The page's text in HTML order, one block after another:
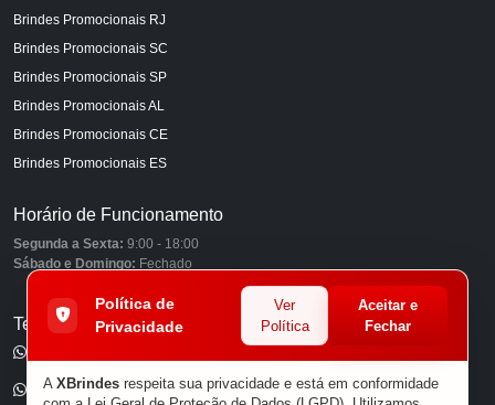
Brindes Promocionais RJ
Brindes Promocionais SC
Brindes Promocionais SP
Brindes Promocionais AL
Brindes Promocionais CE
Brindes Promocionais ES
Horário de Funcionamento
Segunda a Sexta: 9:00 - 18:00
Sábado e Domingo: Fechado
Telefones
(11) 96585-7462
Política de
Privacidade
Ver
Política
Aceitar e
Fechar
A XBrindes respeita sua privacidade e está em conformidade